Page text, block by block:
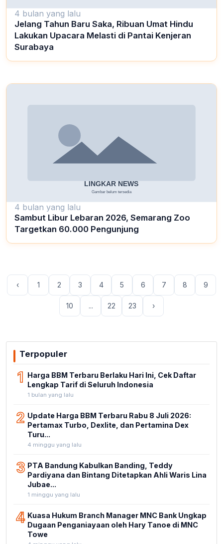
4 bulan yang lalu
Jelang Tahun Baru Saka, Ribuan Umat Hindu
Lakukan Upacara Melasti di Pantai Kenjeran
Surabaya
4 bulan yang lalu
Sambut Libur Lebaran 2026, Semarang Zoo
Targetkan 60.000 Pengunjung
‹ 1 2 3 4 5 6 7 8 9
10 ... 22 23 ›
Terpopuler
1 Harga BBM Terbaru Berlaku Hari Ini, Cek Daftar
Lengkap Tarif di Seluruh Indonesia
1 bulan yang lalu
2 Update Harga BBM Terbaru Rabu 8 Juli 2026:
Pertamax Turbo, Dexlite, dan Pertamina Dex
Turu...
4 minggu yang lalu
3 PTA Bandung Kabulkan Banding, Teddy
Pardiyana dan Bintang Ditetapkan Ahli Waris Lina
Jubae...
1 minggu yang lalu
4 Kuasa Hukum Branch Manager MNC Bank Ungkap
Dugaan Penganiayaan oleh Hary Tanoe di MNC
Towe